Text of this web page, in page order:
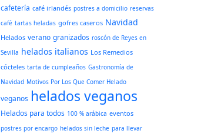
cafetería café irlandés postres a domicilio reservas
café tartas heladas gofres caseros Navidad
Helados verano granizados roscón de Reyes en
Sevilla helados italianos Los Remedios
cócteles tarta de cumpleaños Gastronomía de
Navidad Motivos Por Los Que Comer Helado
veganos helados veganos
Helados para todos 100 % arábica eventos
postres por encargo helados sin leche para llevar